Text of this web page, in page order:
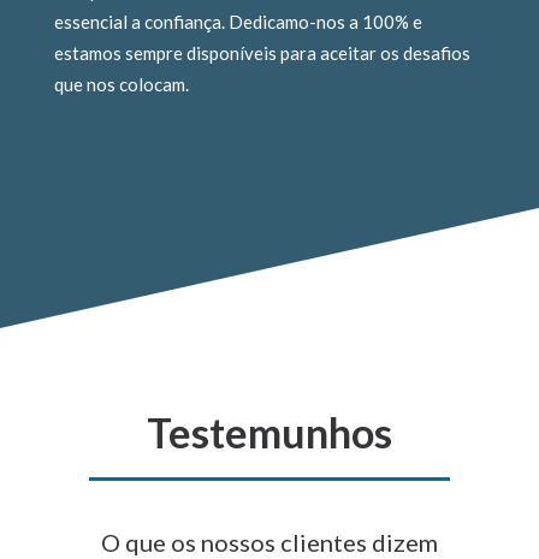
essencial a confiança. Dedicamo-nos a 100% e
estamos sempre disponíveis para aceitar os desafios
que nos colocam.
Testemunhos
O que os nossos clientes dizem